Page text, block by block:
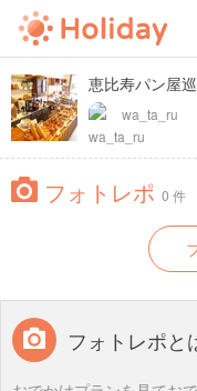
恵比寿パン屋
wa_ta_ru
フォトレポ 0 件
フォトレポと